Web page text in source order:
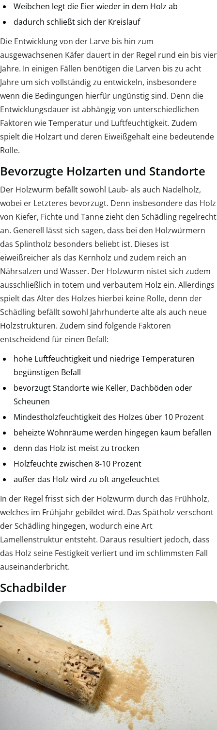
Weibchen legt die Eier wieder in dem Holz ab
dadurch schließt sich der Kreislauf
Die Entwicklung von der Larve bis hin zum
ausgewachsenen Käfer dauert in der Regel rund ein bis vier
Jahre. In einigen Fällen benötigen die Larven bis zu acht
Jahre um sich vollständig zu entwickeln, insbesondere
wenn die Bedingungen hierfür ungünstig sind. Denn die
Entwicklungsdauer ist abhängig von unterschiedlichen
Faktoren wie Temperatur und Luftfeuchtigkeit. Zudem
spielt die Holzart und deren Eiweißgehalt eine bedeutende
Rolle.
Bevorzugte Holzarten und Standorte
Der Holzwurm befällt sowohl Laub- als auch Nadelholz,
wobei er Letzteres bevorzugt. Denn insbesondere das Holz
von Kiefer, Fichte und Tanne zieht den Schädling regelrecht
an. Generell lässt sich sagen, dass bei den Holzwürmern
das Splintholz besonders beliebt ist. Dieses ist
eiweißreicher als das Kernholz und zudem reich an
Nährsalzen und Wasser. Der Holzwurm nistet sich zudem
ausschließlich in totem und verbautem Holz ein. Allerdings
spielt das Alter des Holzes hierbei keine Rolle, denn der
Schädling befällt sowohl Jahrhunderte alte als auch neue
Holzstrukturen. Zudem sind folgende Faktoren
entscheidend für einen Befall:
hohe Luftfeuchtigkeit und niedrige Temperaturen
begünstigen Befall
bevorzugt Standorte wie Keller, Dachböden oder
Scheunen
Mindestholzfeuchtigkeit des Holzes über 10 Prozent
beheizte Wohnräume werden hingegen kaum befallen
denn das Holz ist meist zu trocken
Holzfeuchte zwischen 8-10 Prozent
außer das Holz wird zu oft angefeuchtet
In der Regel frisst sich der Holzwurm durch das Frühholz,
welches im Frühjahr gebildet wird. Das Spätholz verschont
der Schädling hingegen, wodurch eine Art
Lamellenstruktur entsteht. Daraus resultiert jedoch, dass
das Holz seine Festigkeit verliert und im schlimmsten Fall
auseinanderbricht.
Schadbilder